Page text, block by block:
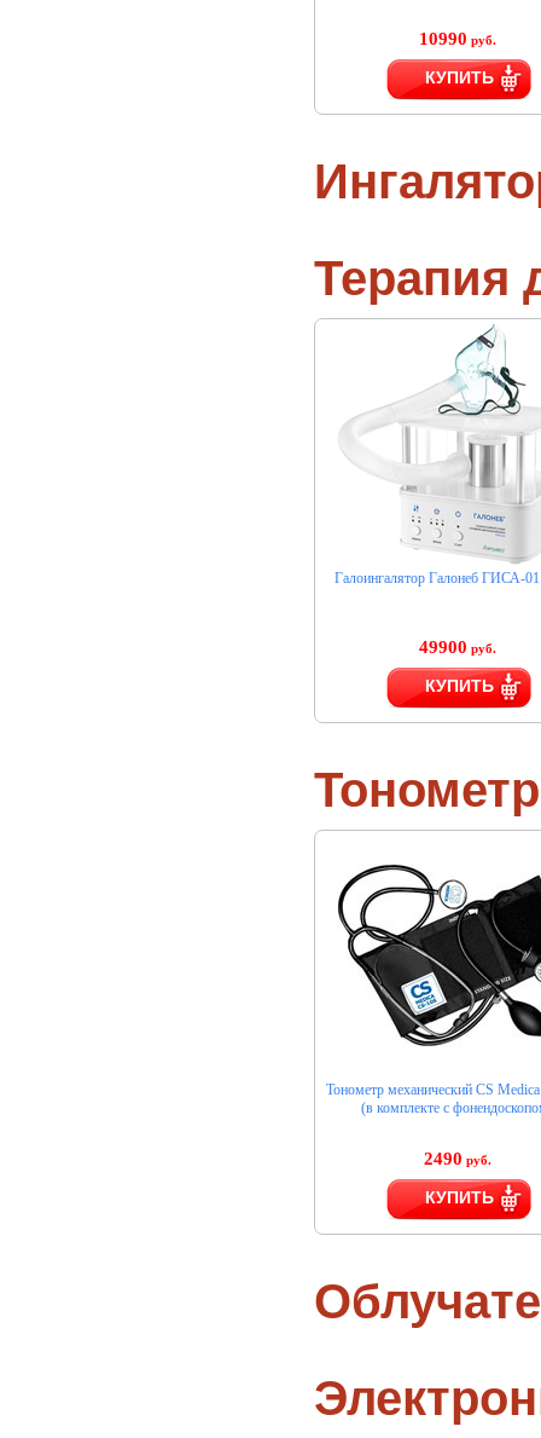
10990 руб.
КУПИТЬ
Терапия
Галоингалятор Галонеб ГИСА-
49900 руб.
КУПИТЬ
Тонометр механический CS
(в комплекте с
2490 руб.
КУПИТЬ